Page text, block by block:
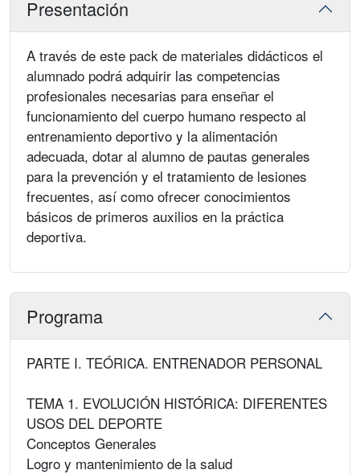
Presentación
A través de este pack de materiales didácticos el
alumnado podrá adquirir las competencias
profesionales necesarias para enseñar el
funcionamiento del cuerpo humano respecto al
entrenamiento deportivo y la alimentación
adecuada, dotar al alumno de pautas generales
para la prevención y el tratamiento de lesiones
frecuentes, así como ofrecer conocimientos
básicos de primeros auxilios en la práctica
deportiva.
Programa
PARTE I. TEÓRICA. ENTRENADOR PERSONAL
TEMA 1. EVOLUCIÓN HISTÓRICA: DIFERENTES
USOS DEL DEPORTE
Conceptos Generales
Logro y mantenimiento de la salud